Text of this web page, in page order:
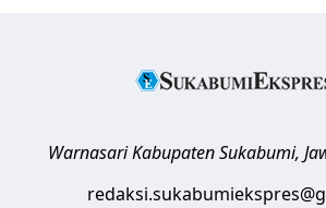
Warnasari Kabupaten Sukabumi,